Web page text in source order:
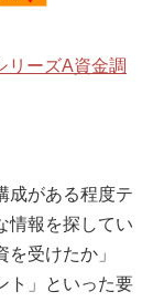
リーズA資金調
成がある程度テ
情報を探してい
受けたか」
ト」といった要